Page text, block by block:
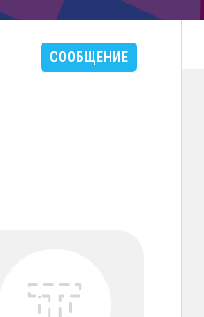
СООБЩЕНИЕ